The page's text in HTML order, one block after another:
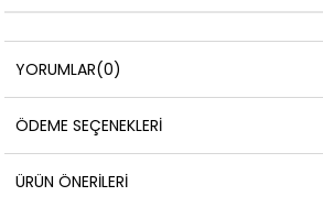
YORUMLAR(0)
ÖDEME SEÇENEKLERI
ÜRÜN ÖNERILERI